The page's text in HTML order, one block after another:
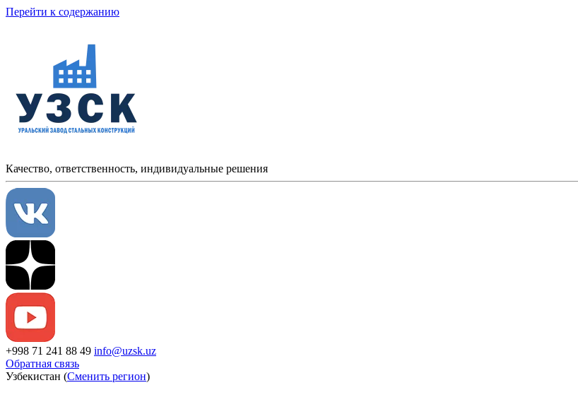
Перейти к содержанию
Качество, ответственность, индивидуальные решения
+998 71 241 88 49 info@uzsk.uz
Обратная связь
Узбекистан (Сменить регион)